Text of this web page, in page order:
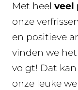
Met heel veel
onze
en positieve
vinden we
volgt! Dat
onze leuke